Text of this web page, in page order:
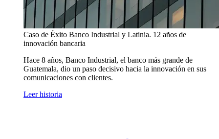
Caso de Éxito Banco Industrial y Latinia. 12 años de
innovación bancaria
Hace 8 años, Banco Industrial, el banco más grande de
Guatemala, dio un paso decisivo hacia la innovación en sus
comunicaciones con clientes.
Leer historia